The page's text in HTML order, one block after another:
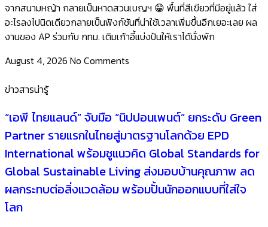
จากสนามหญ้า กลายเป็นหาดสวนเบญฯ 😁 ​พื้นที่สีเขียวที่มีอยู่แล้ว ใส่
อะไรลงไปนิดเดียวกลายเป็นฟังก์ชันที่น่าใช้เวลาเพิ่มขึ้นอีกเยอะเลย ผล
งานของ AP ร่วมกับ กทม. เติมเก้าอี้แบ่งปันให้เราได้นั่งพัก
August 4, 2026 No Comments
ข่าวสารน่ารู้
“เอพี ไทยแลนด์” จับมือ “นิปปอนเพนต์” ยกระดับ Green
Partner รายแรกในไทยสู่มาตรฐานโลกด้วย EPD
International พร้อมชูแนวคิด Global Standards for
Global Sustainable Living ส่งมอบบ้านคุณภาพ ลด
ผลกระทบต่อสิ่งแวดล้อม พร้อมปั้นนักออกแบบที่ใส่ใจ
โลก